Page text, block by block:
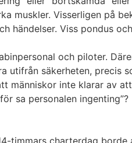
muskler. Visserligen på
händelser. Viss pondus
och piloter.
säkerheten, precis
människor inte klarar av
sa personalen ingenting”?
timmars charterdag borde